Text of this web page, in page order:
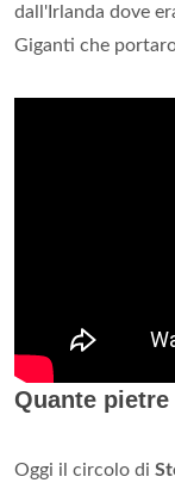
dall'Irlanda dove
Giganti che
Quante
Oggi il circolo di